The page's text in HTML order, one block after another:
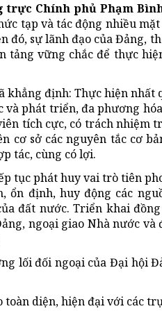
trực Chính phủ Phạm
tạp và tác động nhiều
đó, sự lãnh đạo của Đảng,
tảng vững chắc để thực
định: Thực hiện nhất
phát triển, đa phương
tích cực, có trách nhiệm
cơ sở các nguyên tắc cơ
tác, cùng có lợi.
tục phát huy vai trò tiên
ổn định, huy động các
đất nước. Triển khai
ngoại giao Nhà nước và
lối đối ngoại của Đại hội
toàn diện, hiện đại với các